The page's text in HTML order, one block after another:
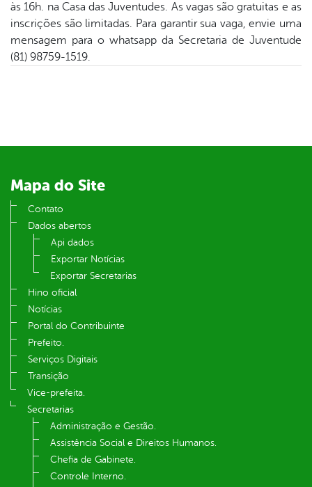
às 16h. na Casa das Juventudes. As vagas são gratuitas e as
inscrições são limitadas. Para garantir sua vaga, envie uma
mensagem para o whatsapp da Secretaria de Juventude
(81) 98759-1519.
Mapa do Site
Contato
Dados abertos
Api dados
Exportar Notícias
Exportar Secretarias
Hino oficial
Notícias
Portal do Contribuinte
Prefeito.
Serviços Digitais
Transição
Vice-prefeita.
Secretarias
Administração e Gestão.
Assistência Social e Direitos Humanos.
Chefia de Gabinete.
Controle Interno.